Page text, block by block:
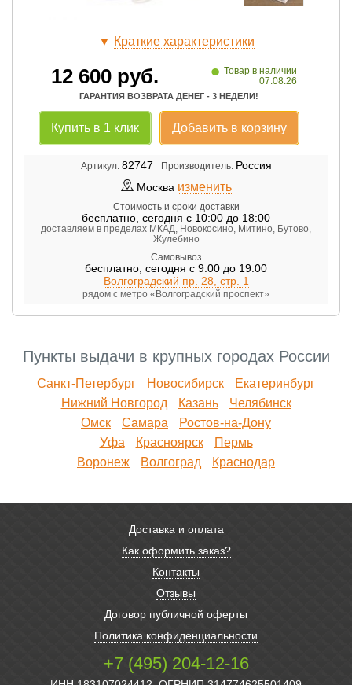
▼ Краткие характеристики
12 600руб. • Товар в наличии
07.08.26
ГАРАНТИЯ ВОЗВРАТА ДЕНЕГ - 3 НЕДЕЛИ!
Купить в 1 клик Добавить в корзину
Артикул: 82747 Производитель: Россия
Москва изменить
Стоимость и сроки доставки
бесплатно сегодня с 10:00 до 18:00
доставляем в пределах МКАД, Новокосино, Митино, Бутово,
Жулебино
Самовывоз
бесплатно сегодня с 9:00 до 19:00
Волгоградский пр. 28, стр. 1
рядом с метро «Волгоградский проспект»
Пункты выдачи в крупных городах России
Санкт-Петербург Новосибирск
Екатеринбург
Нижний Новгород
Казань
Челябинск
Омск
Самара
Ростов-на-Дону
Уфа
Красноярск
Пермь
Воронеж
Волгоград Краснодар
Доставка и оплата
Как оформить заказ?
Контакты
Отзывы
Договор публичной оферты
Политика конфиденциальности
+7 (495) 204-12-16